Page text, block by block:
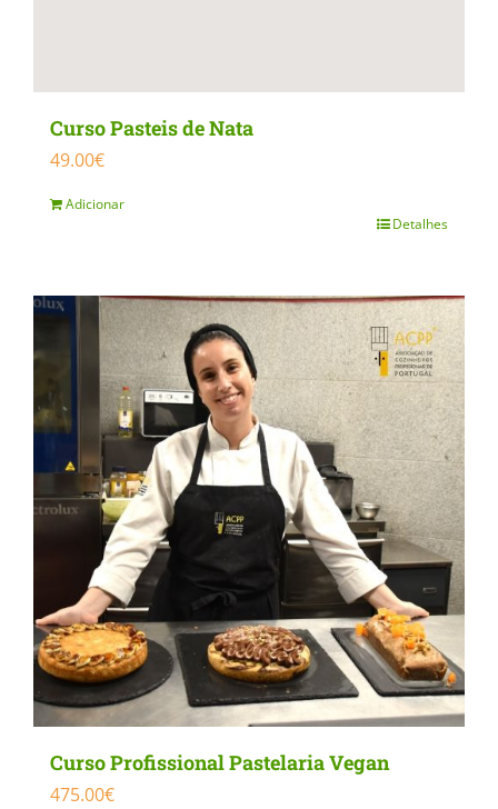
Curso Pasteis de Nata
49.00€
Adicionar
Detalhes
Curso Profissional Pastelaria Vegan
475.00€